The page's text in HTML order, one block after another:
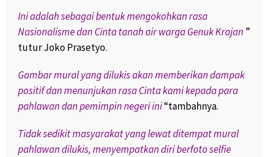
Ini adalah sebagai bentuk mengokohkan rasa
Nasionalisme dan Cinta tanah air warga Genuk Krajan ”
tutur Joko Prasetyo.
Gambar mural yang dilukis akan memberikan dampak
positif dan menunjukan rasa Cinta kami kepada para
pahlawan dan pemimpin negeri ini“tambahnya.
Tidak sedikit masyarakat yang lewat ditempat mural
pahlawan dilukis, menyempatkan diri berfoto selfie